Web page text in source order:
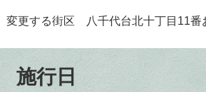
変更する街区 八千代台北十丁目11番
施行日